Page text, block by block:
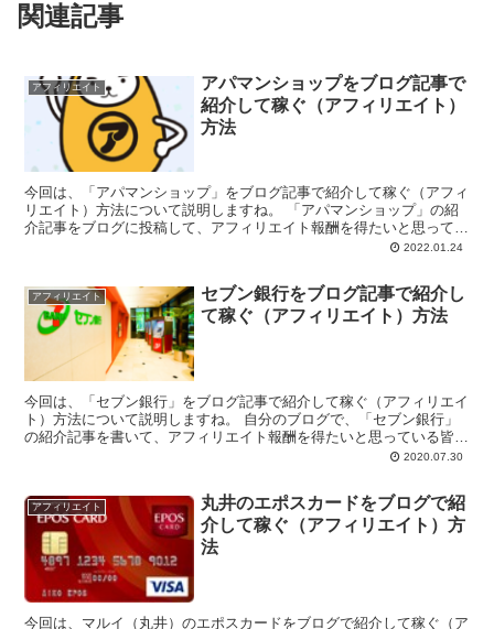
関連記事
アフィリエイト
アパマンショップをブログ記事で
紹介して稼ぐ（アフィリエイト）
方法
今回は、「アパマンショップ」をブログ記事で紹介して稼ぐ（アフィ
リエイト）方法について説明しますね。 「アパマンショップ」の紹
介記事をブログに投稿して、アフィリエイト報酬を得たいと思ってい
2022.01.24
アフィリエイト
セブン銀行をブログ記事で紹介し
て稼ぐ（アフィリエイト）方法
今回は、「セブン銀行」をブログ記事で紹介して稼ぐ（アフィリエイ
ト）方法について説明しますね。 自分のブログで、「セブン銀行」
の紹介記事を書いて、アフィリエイト報酬を得たいと思っている皆
2020.07.30
アフィリエイト
丸井のエポスカードをブログで紹
介して稼ぐ（アフィリエイト）方
法
今回は、マルイ（丸井）のエポスカードをブログで紹介して稼ぐ（ア